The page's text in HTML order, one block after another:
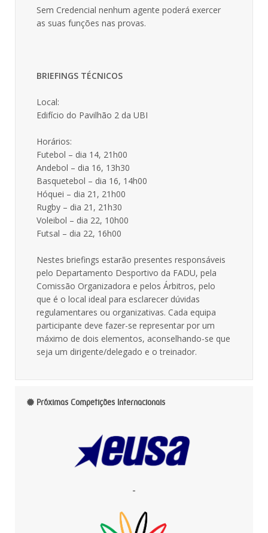
Sem Credencial nenhum agente poderá exercer
as suas funções nas provas.
BRIEFINGS TÉCNICOS
Local:
Edifício do Pavilhão 2 da UBI
Horários:
Futebol – dia 14, 21h00
Andebol – dia 16, 13h30
Basquetebol – dia 16, 14h00
Hóquei – dia 21, 21h00
Rugby – dia 21, 21h30
Voleibol – dia 22, 10h00
Futsal – dia 22, 16h00
Nestes briefings estarão presentes responsáveis
pelo Departamento Desportivo da FADU, pela
Comissão Organizadora e pelos Árbitros, pelo
que é o local ideal para esclarecer dúvidas
regulamentares ou organizativas. Cada equipa
participante deve fazer-se representar por um
máximo de dois elementos, aconselhando-se que
seja um dirigente/delegado e o treinador.
Próximas Competições Internacionais
-